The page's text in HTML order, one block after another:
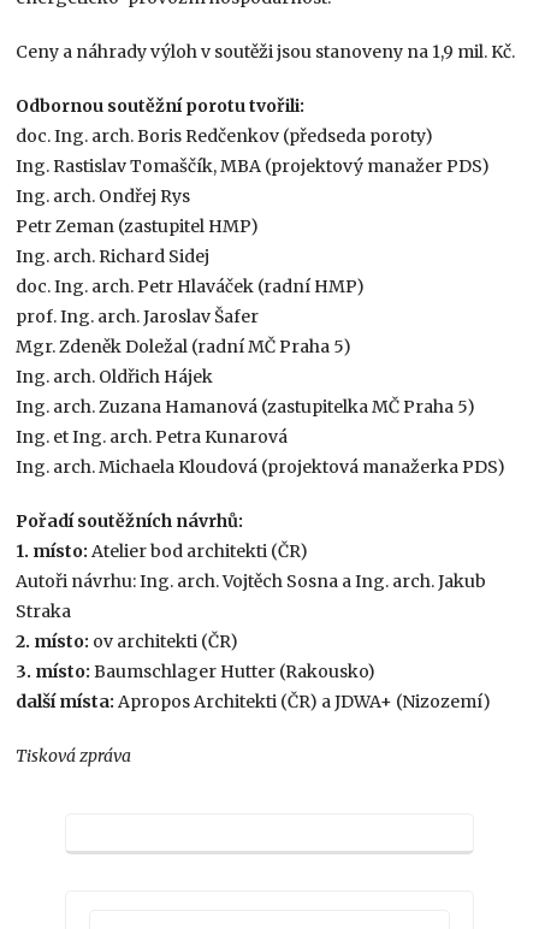
Ceny a náhrady výloh v soutěži jsou stanoveny na 1,9 mil. Kč.
Odbornou soutěžní porotu tvořili:
doc. Ing. arch. Boris Redčenkov (předseda poroty)
Ing. Rastislav Tomaščík, MBA (projektový manažer PDS)
Ing. arch. Ondřej Rys
Petr Zeman (zastupitel HMP)
Ing. arch. Richard Sidej
doc. Ing. arch. Petr Hlaváček (radní HMP)
prof. Ing. arch. Jaroslav Šafer
Mgr. Zdeněk Doležal (radní MČ Praha 5)
Ing. arch. Oldřich Hájek
Ing. arch. Zuzana Hamanová (zastupitelka MČ Praha 5)
Ing. et Ing. arch. Petra Kunarová
Ing. arch. Michaela Kloudová (projektová manažerka PDS)
Pořadí soutěžních návrhů:
1. místo: Atelier bod architekti (ČR)
Autoři návrhu: Ing. arch. Vojtěch Sosna a Ing. arch. Jakub
Straka
2. místo: ov architekti (ČR)
3. místo: Baumschlager Hutter (Rakousko)
další místa: Apropos Architekti (ČR) a JDWA+ (Nizozemí)
Tisková zpráva